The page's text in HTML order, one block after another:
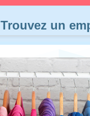
Trouvez un